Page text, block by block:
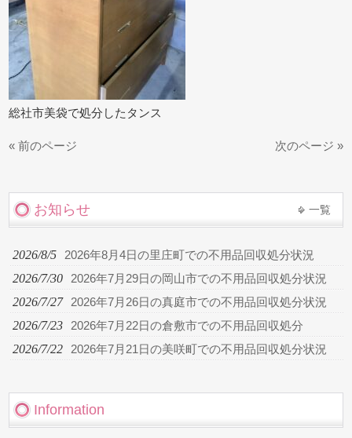
総社市美袋で処分したタンス
« 前のページ 次のページ »
お知らせ 一覧
2026/8/5 2026年8月4日の里庄町での不用品回収処分状況
2026/7/30 2026年7月29日の岡山市での不用品回収処分状況
2026/7/27 2026年7月26日の真庭市での不用品回収処分状況
2026/7/23 2026年7月22日の倉敷市での不用品回収処分
2026/7/22 2026年7月21日の美咲町での不用品回収処分状況
Information